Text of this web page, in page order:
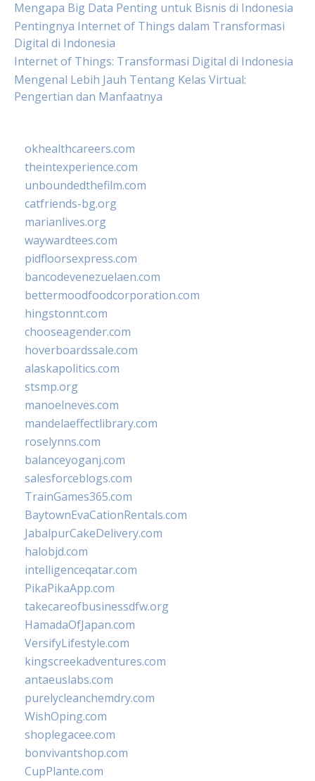
Mengapa Big Data Penting untuk Bisnis di Indonesia
Pentingnya Internet of Things dalam Transformasi
Digital di Indonesia
Internet of Things: Transformasi Digital di Indonesia
Mengenal Lebih Jauh Tentang Kelas Virtual:
Pengertian dan Manfaatnya
okhealthcareers.com
theintexperience.com
unboundedthefilm.com
catfriends-bg.org
marianlives.org
waywardtees.com
pidfloorsexpress.com
bancodevenezuelaen.com
bettermoodfoodcorporation.com
hingstonnt.com
chooseagender.com
hoverboardssale.com
alaskapolitics.com
stsmp.org
manoelneves.com
mandelaeffectlibrary.com
roselynns.com
balanceyoganj.com
salesforceblogs.com
TrainGames365.com
BaytownEvaCationRentals.com
JabalpurCakeDelivery.com
halobjd.com
intelligenceqatar.com
PikaPikaApp.com
takecareofbusinessdfw.org
HamadaOfJapan.com
VersifyLifestyle.com
kingscreekadventures.com
antaeuslabs.com
purelycleanchemdry.com
WishOping.com
shoplegacee.com
bonvivantshop.com
CupPlante.com